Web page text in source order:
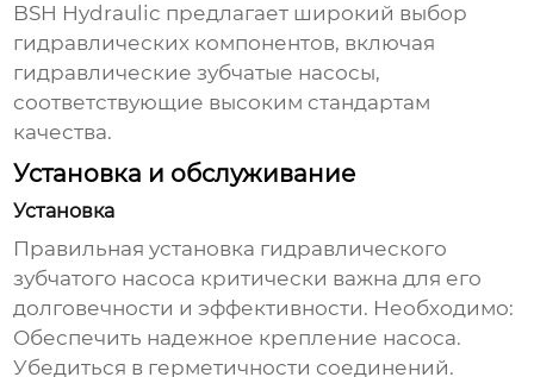
BSH Hydraulic предлагает широкий выбор
гидравлических компонентов, включая
гидравлические зубчатые насосы,
соответствующие высоким стандартам
качества.
Установка и обслуживание
Установка
Правильная установка гидравлического
зубчатого насоса критически важна для его
долговечности и эффективности. Необходимо:
Обеспечить надежное крепление насоса.
Убедиться в герметичности соединений.